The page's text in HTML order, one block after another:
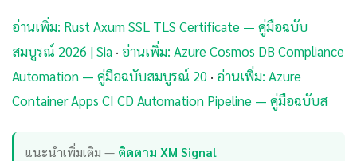
อ่านเพิ่ม: Rust Axum SSL TLS Certificate — คู่มือฉบับ
สมบูรณ์ 2026 | Sia · อ่านเพิ่ม: Azure Cosmos DB Compliance
Automation — คู่มือฉบับสมบูรณ์ 20 · อ่านเพิ่ม: Azure
Container Apps CI CD Automation Pipeline — คู่มือฉบับส
แนะนำเพิ่มเติม — ติดตาม XM Signal